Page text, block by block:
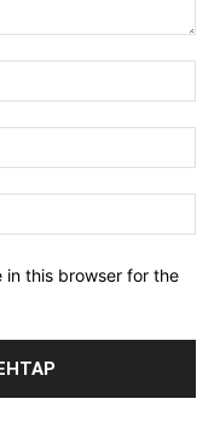
in this browser for the